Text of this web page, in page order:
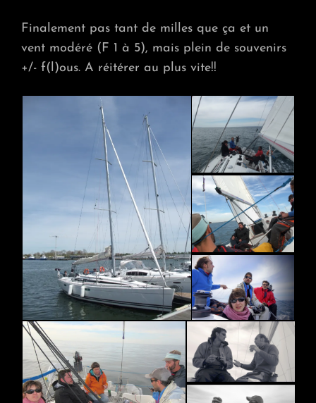
Finalement pas tant de milles que ça et un
vent modéré (F 1 à 5), mais plein de souvenirs
+/- f(l)ous. A réitérer au plus vite!!